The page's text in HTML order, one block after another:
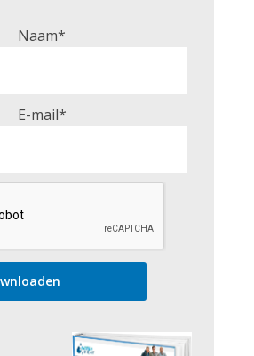
Naam*
E-mail*